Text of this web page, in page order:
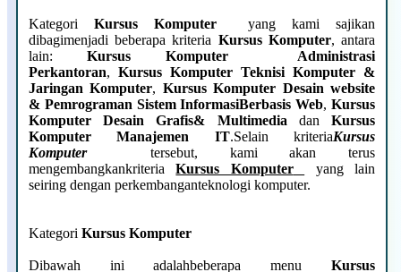
Kategori Kursus Komputer
yang kami sajikan
dibagimenjadi beberapa kriteria Kursus Komputer, antara
lain:Kursus Komputer Administrasi
Perkantoran, Kursus Komputer Teknisi Komputer &
Jaringan Komputer, Kursus Komputer Desain website
& Pemrograman Sistem InformasiBerbasis Web, Kursus
Komputer Desain Grafis& Multimedia dan Kursus
Komputer Manajemen IT.Selain kriteriaKursus
Komputer
tersebut, kami akan terus
mengembangkankriteriaKursus Komputer
yang lain
seiring dengan perkembanganteknologi komputer.
Kategori Kursus Komputer
Dibawah ini adalahbeberapa menu Kursus